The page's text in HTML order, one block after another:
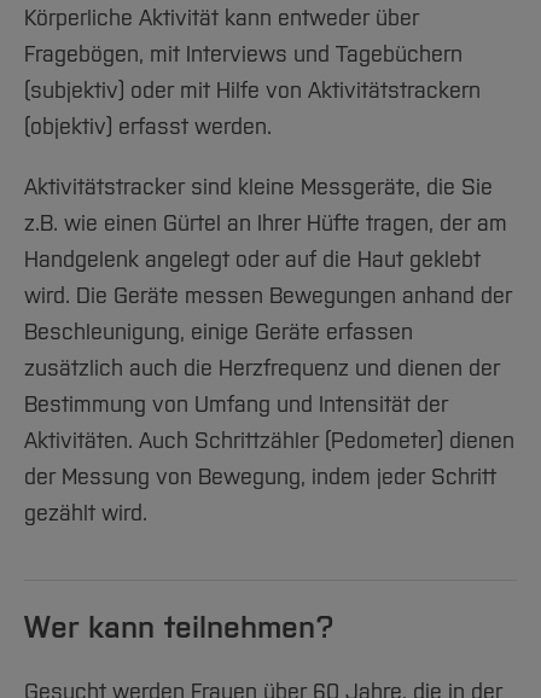
Körperliche Aktivität kann entweder über
Fragebögen, mit Interviews und Tagebüchern
(subjektiv) oder mit Hilfe von Aktivitätstrackern
(objektiv) erfasst werden.
Aktivitätstracker sind kleine Messgeräte, die Sie
z.B. wie einen Gürtel an Ihrer Hüfte tragen, der am
Handgelenk angelegt oder auf die Haut geklebt
wird. Die Geräte messen Bewegungen anhand der
Beschleunigung, einige Geräte erfassen
zusätzlich auch die Herzfrequenz und dienen der
Bestimmung von Umfang und Intensität der
Aktivitäten. Auch Schrittzähler (Pedometer) dienen
der Messung von Bewegung, indem jeder Schritt
gezählt wird.
Wer kann teilnehmen?
Gesucht werden Frauen über 60 Jahre, die in der